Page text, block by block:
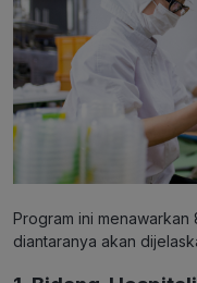
Program ini
diantaranya akan